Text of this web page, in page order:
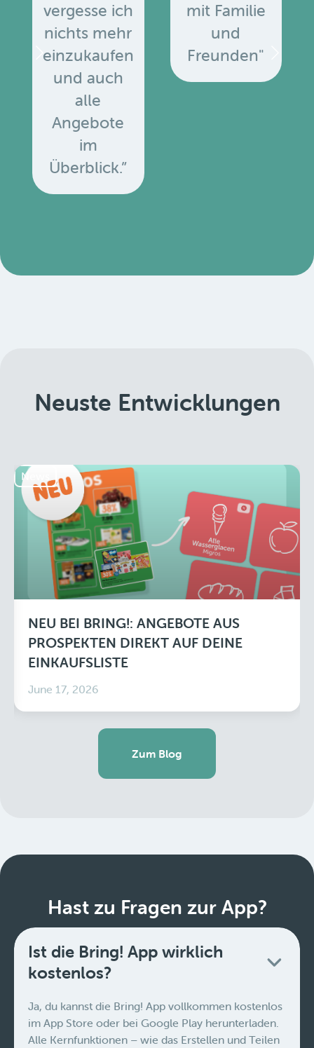
vergesse ich
nichts mehr
einzukaufen
und auch
alle
Angebote
im
Überblick.”
mit Familie
und
Freunden"
Neuste Entwicklungen
News
NEU BEI BRING!: ANGEBOTE AUS
PROSPEKTEN DIREKT AUF DEINE
EINKAUFSLISTE
June 17, 2026
Zum Blog
Hast zu Fragen zur App?
Ist die Bring! App wirklich
kostenlos?
Ja, du kannst die Bring! App vollkommen kostenlos
im App Store oder bei Google Play herunterladen.
Alle Kernfunktionen – wie das Erstellen und Teilen